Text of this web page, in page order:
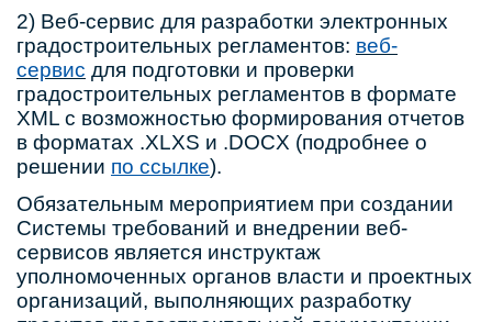
2) Веб-сервис для разработки электронных
градостроительных регламентов: веб-
сервис для подготовки и проверки
градостроительных регламентов в формате
XML с возможностью формирования отчетов
в форматах .XLXS и .DOCX (подробнее о
решении по ссылке).
Обязательным мероприятием при создании
Системы требований и внедрении веб-
сервисов является инструктаж
уполномоченных органов власти и проектных
организаций, выполняющих разработку